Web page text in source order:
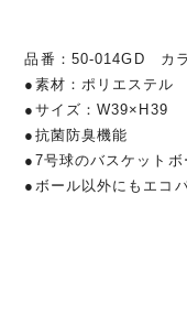
品番：50-014GD カ
●素材：ポリエステル
●サイズ：W39×H39
●抗菌防臭機能
●7号球のバスケットボ
●ボール以外にもエコ